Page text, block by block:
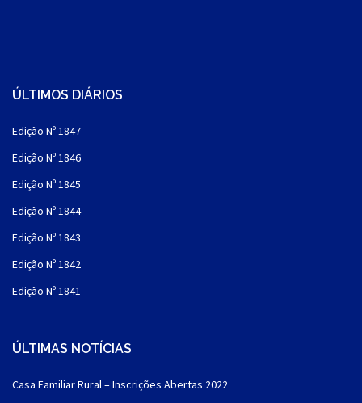
ÚLTIMOS DIÁRIOS
Edição Nº 1847
Edição Nº 1846
Edição Nº 1845
Edição Nº 1844
Edição Nº 1843
Edição Nº 1842
Edição Nº 1841
ÚLTIMAS NOTÍCIAS
Casa Familiar Rural – Inscrições Abertas 2022